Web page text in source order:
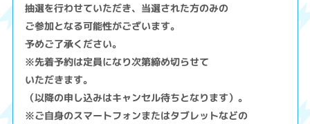
抽選を行わせていただき、当選された方のみの
ご参加となる可能性がございます。
予めご了承ください。
※先着予約は定員になり次第締め切らせて
いただきます。
（以降の申し込みはキャンセル待ちとなります）。
※ご自身のスマートフォンまたはタブレットなどの